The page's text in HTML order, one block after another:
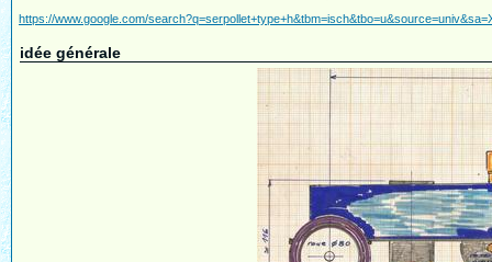
https://www.google.com/
idée générale